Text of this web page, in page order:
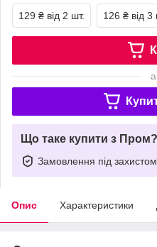
129 ₴ від 2 шт. 126 ₴ від 3
Що таке купити з Пром?
Замовлення під захистом
Опис Характеристики